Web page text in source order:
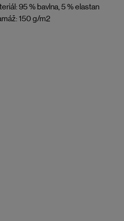
95 % bavlna, 5 % elastan
150 g/m2